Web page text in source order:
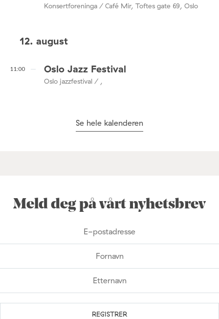
Konsertforeninga / Café Mir, Toftes gate 69, Oslo
12. august
11:00 Oslo Jazz Festival
Oslo jazzfestival / ,
Se hele kalenderen
Meld deg på vårt nyhetsbrev